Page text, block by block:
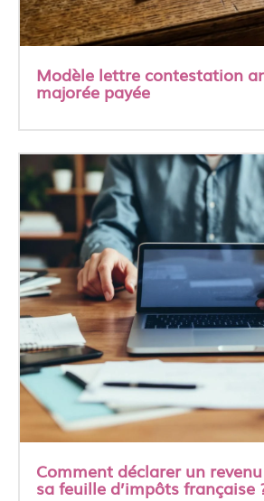
Modèle lettre contestation
majorée payée
Comment déclarer un
sa feuille d’impôts française